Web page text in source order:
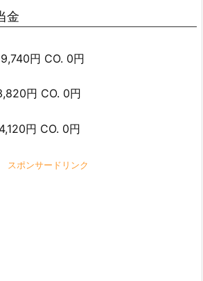
金
円 CO. 0円
円 CO. 0円
円 CO. 0円
スポンサードリンク